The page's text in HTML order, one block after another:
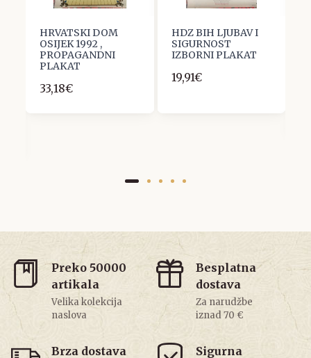
HRVATSKI DOM
OSIJEK 1992 ,
PROPAGANDNI
PLAKAT
33,18€
HDZ BIH LJUBAV I
SIGURNOST
IZBORNI PLAKAT
19,91€
Preko 50000
artikala
Velika kolekcija
naslova
Besplatna
dostava
Za narudžbe
iznad 70 €
Brza dostava Sigurna